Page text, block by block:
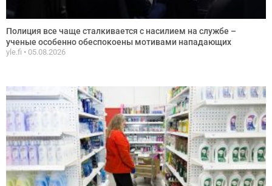
Полиция все чаще сталкивается с насилием на службе –
ученые особенно обеспокоены мотивами нападающих
yle.fi 05.08.2026